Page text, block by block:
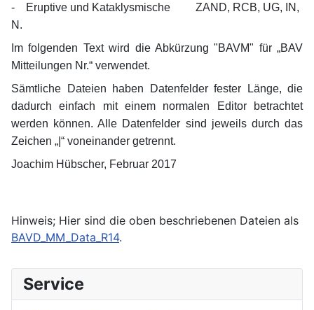
- Eruptive und Kataklysmische ZAND, RCB, UG, IN,
N.
Im folgenden Text wird die Abkürzung "BAVM" für „BAV
Mitteilungen Nr.“ verwendet.
Sämtliche Dateien haben Datenfelder fester Länge, die
dadurch einfach mit einem normalen Editor betrachtet
werden können. Alle Datenfelder sind jeweils durch das
Zeichen „|“ voneinander getrennt.
Joachim Hübscher, Februar 2017
Hinweis; Hier sind die oben beschriebenen Dateien als
BAVD_MM_Data_R14.
Service